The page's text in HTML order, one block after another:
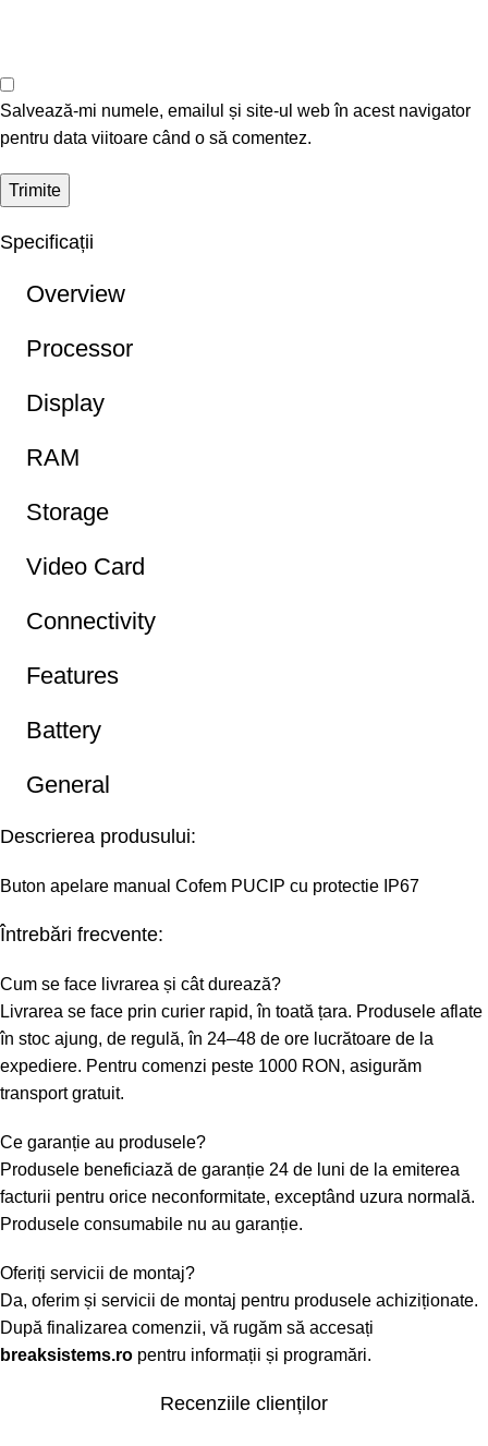
Salvează-mi numele, emailul și site-ul web în acest navigator
pentru data viitoare când o să comentez.
Specificații
Overview
Processor
Display
RAM
Storage
Video Card
Connectivity
Features
Battery
General
Descrierea produsului:
Buton apelare manual Cofem PUCIP cu protectie IP67
Întrebări frecvente:
Cum se face livrarea și cât durează?
Livrarea se face prin curier rapid, în toată țara. Produsele aflate
în stoc ajung, de regulă, în 24–48 de ore lucrătoare de la
expediere. Pentru comenzi peste 1000 RON, asigurăm
transport gratuit.
Ce garanție au produsele?
Produsele beneficiază de garanție 24 de luni de la emiterea
facturii pentru orice neconformitate, exceptând uzura normală.
Produsele consumabile nu au garanție.
Oferiți servicii de montaj?
Da, oferim și servicii de montaj pentru produsele achiziționate.
După finalizarea comenzii, vă rugăm să accesați
breaksistems.ro pentru informații și programări.
Recenziile clienților